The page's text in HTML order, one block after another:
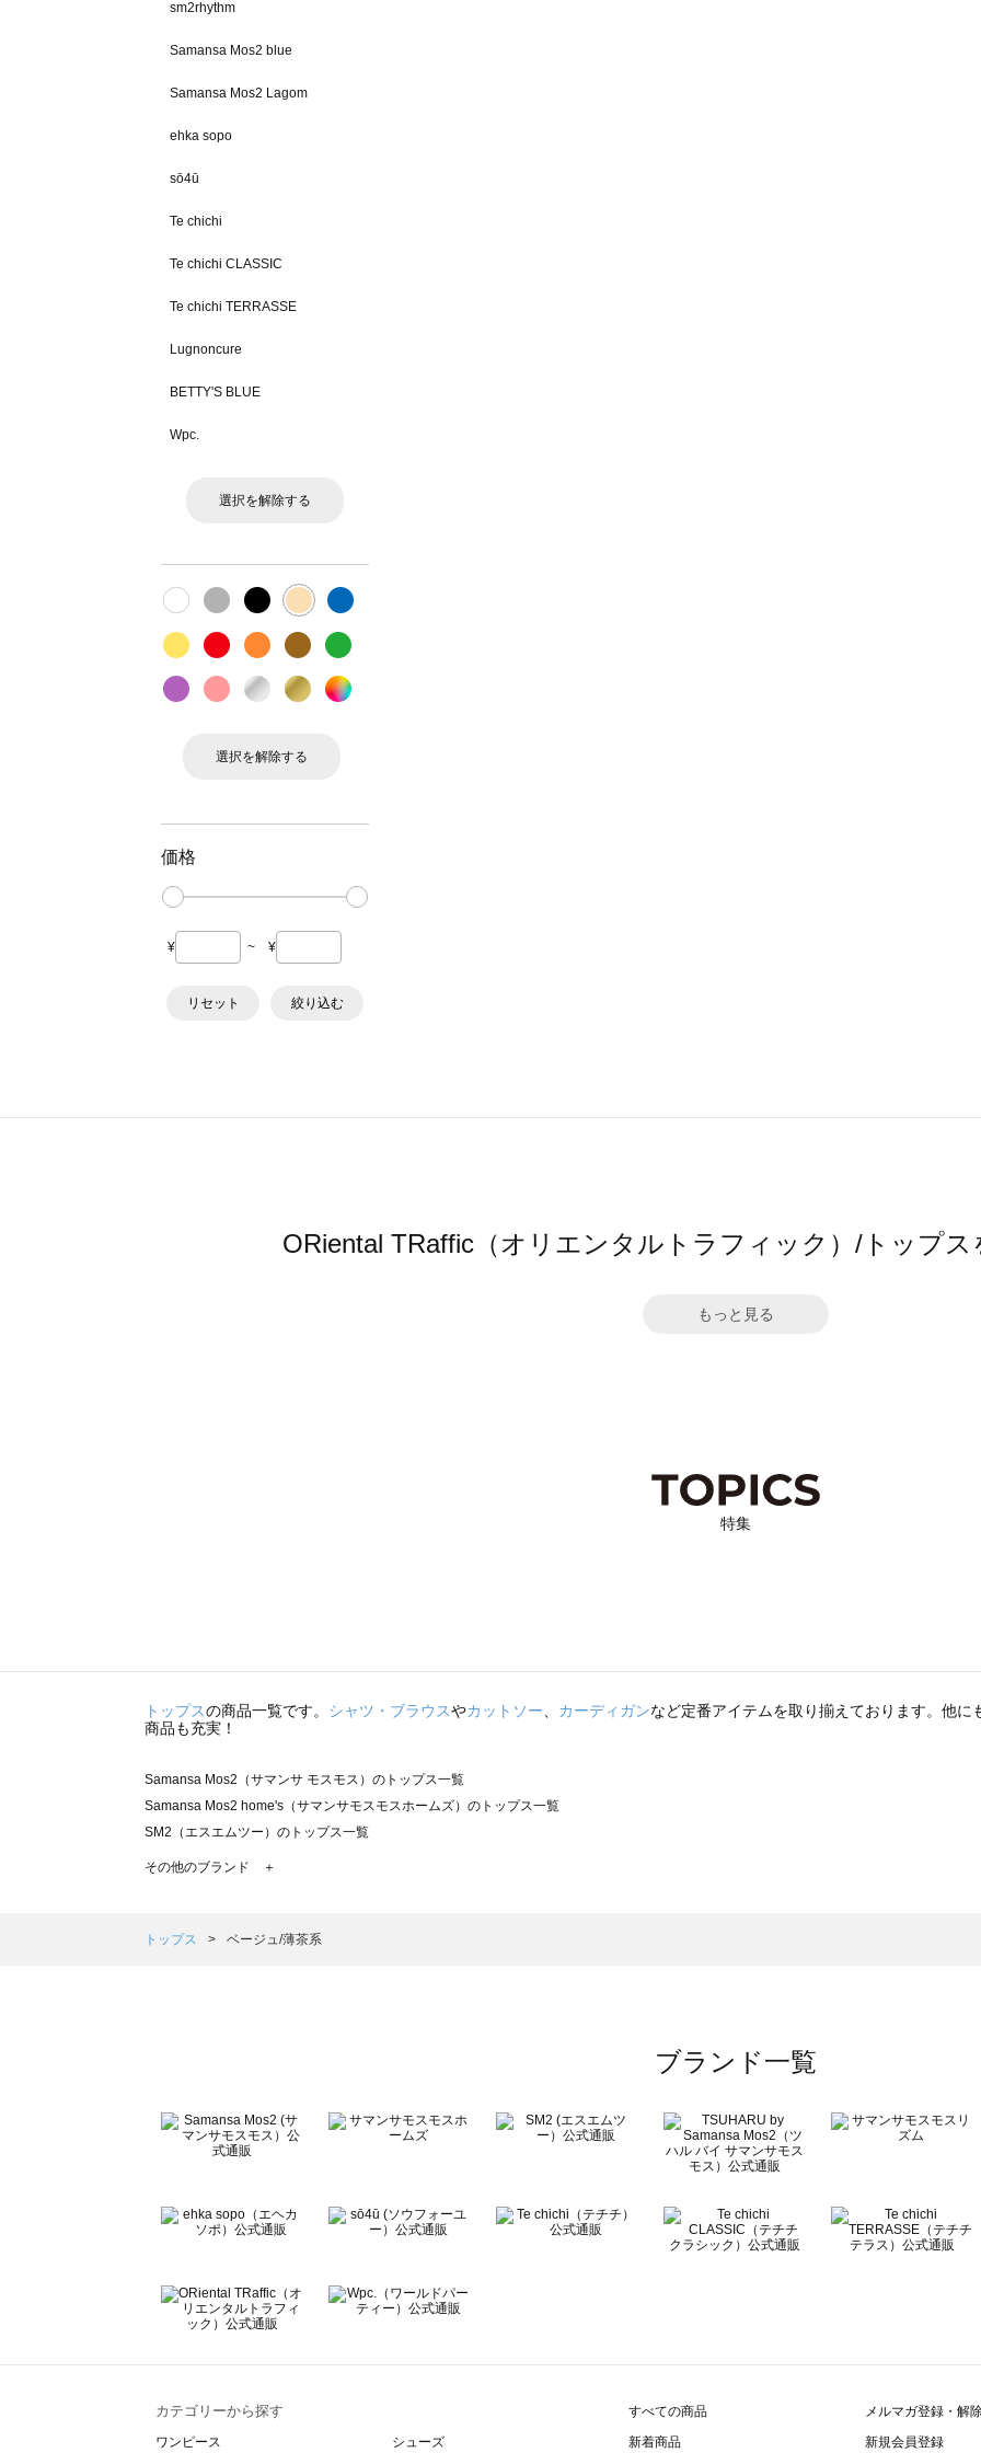
sm2rhythm
Samansa Mos2 blue
Samansa Mos2 Lagom
ehka sopo
sō4ū
Te chichi
Te chichi CLASSIC
Te chichi TERRASSE
Lugnoncure
BETTY'S BLUE
Wpc.
選択を解除する
選択を解除する
価格
¥ ~ ¥
リセット 絞り込む
ORiental TRaffic（オリエンタルトラフィック）/トップ
もっと見る
特集
トップスの商品一覧です。 シャツ・ブラウスやカットソー カーディガンなど定番アイテムを取り揃えております。他に
商品も充実！
Samansa Mos2（サマンサ モスモス）のトップス一覧
Samansa Mos2 home's（サマンサモスモスホームズ）のトップス一覧
SM2（エスエムツー）のトップス一覧
TSUHARU by Samansa Mos2（ツハルバイサマンサモスモス）のトップス一覧
Samansa Mos2 Lagom（サマンサモスモス ラーゴム）のトップス一覧
BETTY'S BLUE（べティーズブルー）のトップス一覧
Wpc.（ワールドパーティー）のトップス一覧
その他のブランド ＋
トップス ベージュ/薄茶系
ブランド一覧
カテゴリーから探す
ワンピース シューズ
すべての商品
新着商品
メルマガ登録・解
新規会員登録